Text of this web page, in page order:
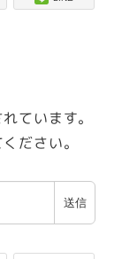
ています。
ださい。